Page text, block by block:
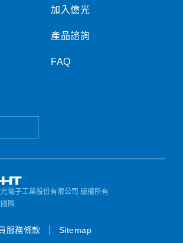
加入億光
產品諮詢
FAQ
電子工業股份有限公司 版權所有
國際
服務條款 Sitemap